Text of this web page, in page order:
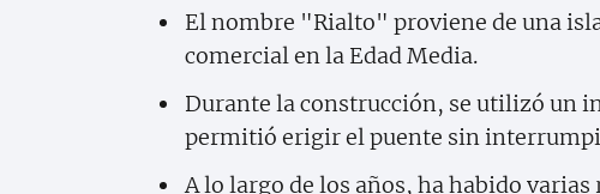
El nombre "Rialto" proviene de una
comercial en la Edad Media.
Durante la construcción, se utilizó un
permitió erigir el puente sin
A lo largo de los años, ha habido